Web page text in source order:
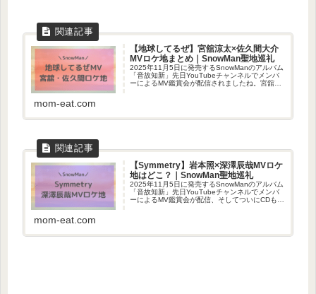
【地球してるぜ】宮舘涼太×佐久間大介
MVロケ地まとめ｜SnowMan聖地巡礼
2025年11月5日に発売するSnowManのアルバム
「音故知新」先日YouTubeチャンネルでメンバ
ーによるMV鑑賞会が配信されましたね。宮舘涼
mom-eat.com
【Symmetry】岩本照×深澤辰哉MVロケ
地はどこ？｜SnowMan聖地巡礼
2025年11月5日に発売するSnowManのアルバム
「音故知新」先日YouTubeチャンネルでメンバ
ーによるMV鑑賞会が配信、そしてついにCDも発
mom-eat.com